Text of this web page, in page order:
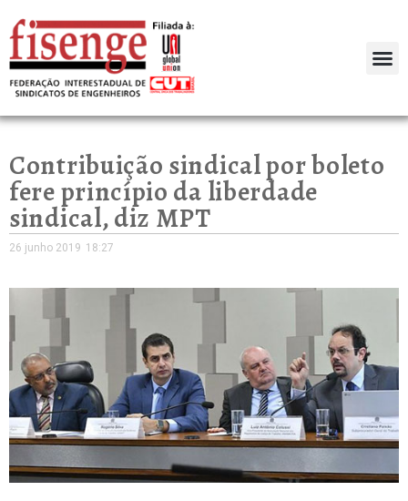
Contribuição sindical por boleto
fere princípio da liberdade
sindical, diz MPT
26 junho 2019 18:27